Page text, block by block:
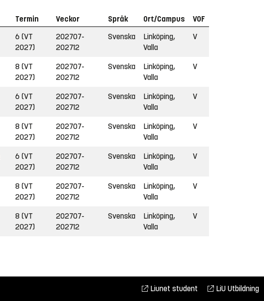
Termin Veckor Språk Ort/Campus
VOF
6 (VT
2027)
202707-
202712
Svenska
Linköping,
Valla
V
8 (VT
2027)
202707-
202712
Svenska
Linköping,
Valla
V
6 (VT
2027)
202707-
202712
Svenska
Linköping,
Valla
V
8 (VT
2027)
202707-
202712
Svenska
Linköping,
Valla
V
6 (VT
2027)
202707-
202712
Svenska
Linköping,
Valla
V
8 (VT
2027)
202707-
202712
Svenska
Linköping,
Valla
V
8 (VT
2027)
202707-
202712
Svenska
Linköping,
Valla
V
Liunet student LiU Utbildning